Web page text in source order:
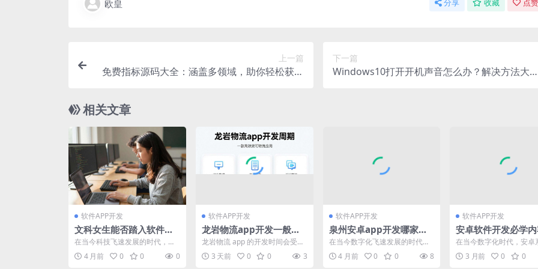
欧皇 分享 收藏 点
上一篇
免费指标源码大全：涵盖多领域，助你轻松获取
下一篇
Windows10打开开机声音怎么办？解决方法大揭
相关文章
软件APP开发
文科女生能否踏入软件开
发领域？答案在这里！
在当今科技飞速发展的时代，软
件开发领域正以前所未有的速度
蓬勃兴起，成为推动社会进...
4 月前 0 0 0
软件APP开发
龙岩物流app开发一般需
要多久，快来了解一下！
龙岩物流 app 的开发时间会受到
多种因素的综合影响，并非固定
不变。从项目启动的...
3 天前 0 0 3
软件APP开发
泉州安卓app开发哪家
强？这些优质之选别错过
在当今数字化飞速发展的时代，
移动应用市场呈现出一片繁荣景
象，安卓app更是占据了...
4 月前 0 0 8
软件APP开发
安卓软件开发必学内
揭秘，助你开启编
程
在当今数字化时代，安卓
借其广泛的市场占有率和
性，成为了移动应用开发
3 月前 0 0